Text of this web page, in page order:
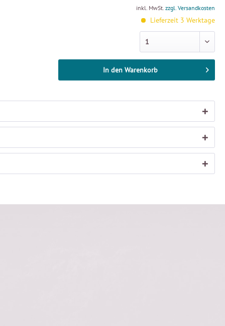
inkl. MwSt. zzgl. Versandkosten
Lieferzeit 3 Werktage
In den Warenkorb